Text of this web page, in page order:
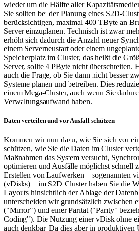
wieder um die Hälfte aller
Sie sollten bei der Planung eines S2D-
berücksichtigen, maximal 400 TByte an
Server einzuplanen. Technisch ist zwar
erhöht sich dadurch die Anzahl neuer
einem Serverneustart oder einem
Speicherplatz im Cluster, das heißt die
Server, sollte 4 PByte nicht überschreiten.
auch die Frage, ob Sie dann nicht besser
Systeme planen und betreiben. Dies
einem Mega-Cluster, auch wenn Sie
Verwaltungsaufwand haben.
Daten verteilen und vor Ausfall schützen
Kommen wir nun dazu, wie Sie sich vor
schützen, wie Sie die Daten im Cluster
Maßnahmen das System versucht,
optimieren und Ausfälle möglichst schnell
Erstellen von Laufwerken – sogenannten
(vDisks) – im S2D-Cluster haben Sie die
Layouts hinsichtlich der Ablage der
unterscheiden wir grundsätzlich zwischen
("Mirror") und einer Parität ("Parity"
Coding"). Die Nutzung einer vDisk ohne
auch denkbar. Da dies aber in produktiven